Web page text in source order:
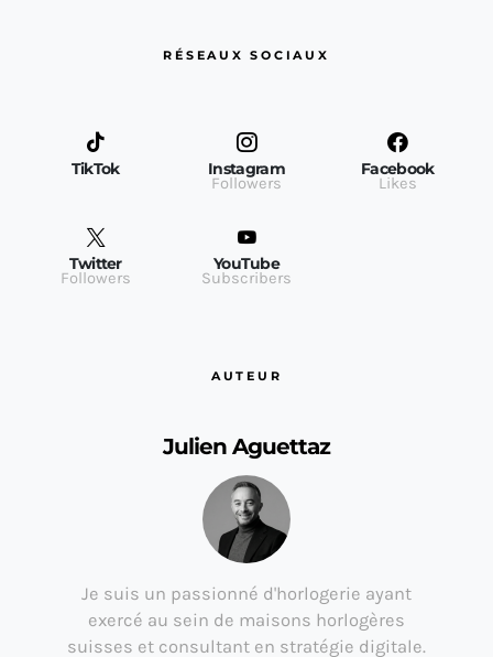
RÉSEAUX SOCIAUX
TikTok Instagram
Followers
Facebook
Likes
Twitter
Followers
YouTube
Subscribers
AUTEUR
Julien Aguettaz
Je suis un passionné d'horlogerie ayant
exercé au sein de maisons horlogères
suisses et consultant en stratégie digitale.